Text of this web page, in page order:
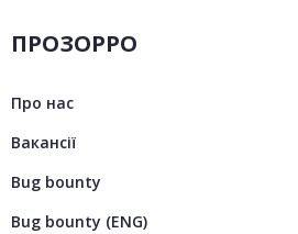
ПРОЗОРРО
Про нас
Вакансії
Bug bounty
Bug bounty (ENG)